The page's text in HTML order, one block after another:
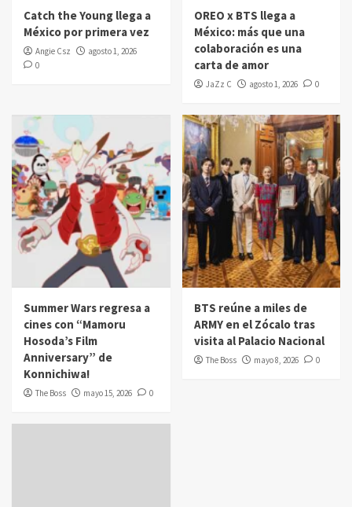
Catch the Young llega a
México por primera vez
Angie Csz
agosto 1, 2026
0
OREO x BTS llega a
México: más que una
colaboración es una
carta de amor
JaZz C agosto 1, 2026 0
Summer Wars regresa a
cines con “Mamoru
Hosoda’s Film
Anniversary” de
Konnichiwa!
The Boss mayo 15, 2026 0
BTS reúne a miles de
ARMY en el Zócalo tras
visita al Palacio Nacional
The Boss mayo 8, 2026 0